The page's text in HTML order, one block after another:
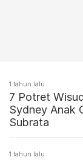
1 tahun lalu
7 Potret
Sydney Anak
Subrata
1 tahun lalu